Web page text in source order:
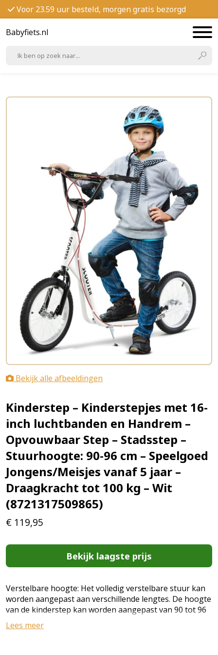
Voor 23.59 uur besteld, morgen gratis bezorgd
Babyfiets.nl
Bekijk alle afbeeldingen
Kinderstep – Kinderstepjes met 16-
inch luchtbanden en Handrem –
Opvouwbaar Step – Stadsstep –
Stuurhoogte: 90-96 cm – Speelgoed
Jongens/Meisjes vanaf 5 jaar –
Draagkracht tot 100 kg – Wit
(8721317509865)
€ 119,95
Bekijk laagste prijs
Verstelbare hoogte: Het volledig verstelbare stuur kan
worden aangepast aan verschillende lengtes. De hoogte
van de kinderstep kan worden aangepast van 90 tot 96
cm, waardoor deze step met uw kind meegroeit! Veilige
remmen: Dankzij het dubbele remsysteem voor de voor-
Lees meer